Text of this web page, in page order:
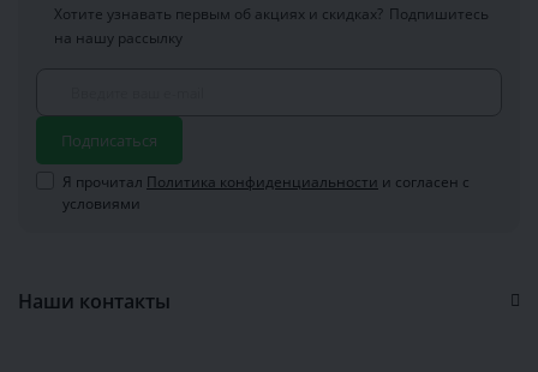
Хотите узнавать первым об акциях и скидках? Подпишитесь
на нашу рассылку
Подписаться
Я прочитал Политика конфиденциальности и согласен с
условиями
Наши контакты